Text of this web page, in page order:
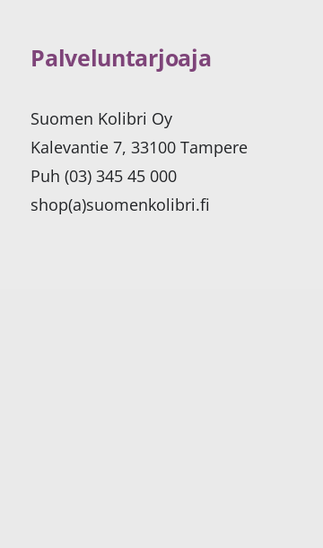
Palveluntarjoaja
Suomen Kolibri Oy
Kalevantie 7, 33100 Tampere
Puh (03) 345 45 000
shop(a)suomenkolibri.fi